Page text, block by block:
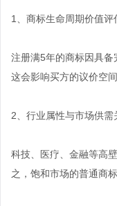
1、商标生命周期价值评
注册满5年的商标因具
这会影响买方的议价空
2、行业属性与市场供需
科技、医疗、金融等高
之，饱和市场的普通商